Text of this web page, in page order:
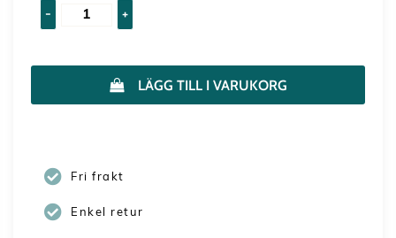
- +
LÄGG TILL I VARUKORG
Fri frakt
Enkel retur